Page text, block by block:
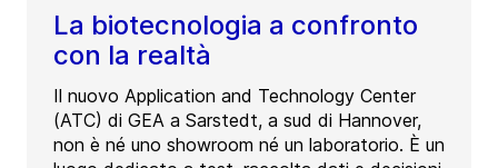
Tel:
+32 2 3638 300
Contact
GEA Belgium Wommelgem
(GEA Process Engineering N.V.)
La biotecnologia a confronto
con la realtà
Il nuovo Application and Technology Center
(ATC) di GEA a Sarstedt, a sud di Hannover,
non è né uno showroom né un laboratorio. È un